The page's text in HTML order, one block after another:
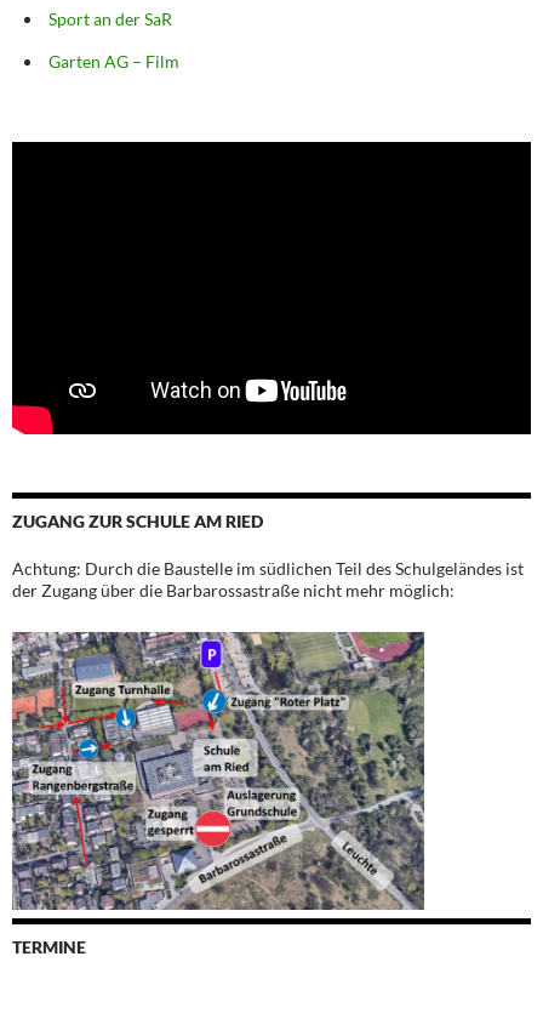
Sport an der SaR
Garten AG – Film
ZUGANG ZUR SCHULE AM RIED
Achtung: Durch die Baustelle im südlichen Teil des Schulgeländes ist
der Zugang über die Barbarossastraße nicht mehr möglich:
TERMINE